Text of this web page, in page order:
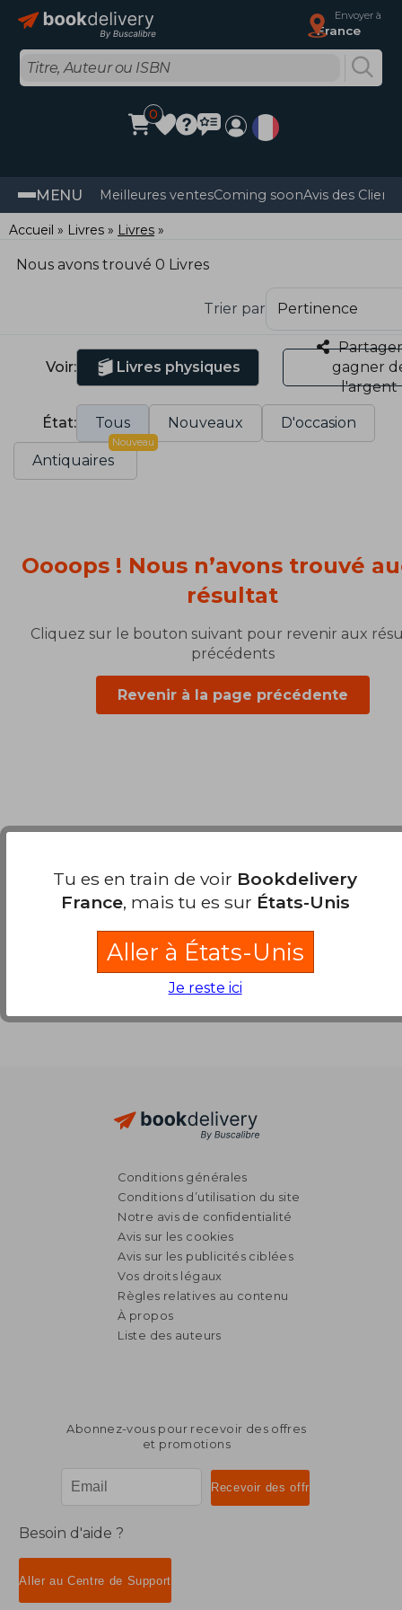
Envoyer à
France
0
MENU Meilleures ventesComing soonAvis des Clients
Accueil Livres Livres
Nous avons trouvé 0 Livres
Trier par
Voir: Livres physiques
gagner
l'argent
État: Tous Nouveaux D'occasion
Antiquaires
Nouveau
Oooops ! Nous n’avons trouvé
résultat
Cliquez sur le bouton suivant pour revenir aux
précédents
Revenir à la page précédente
Conditions générales
Conditions d’utilisation du site
Notre avis de confidentialité
Avis sur les cookies
Avis sur les publicités ciblées
Vos droits légaux
Règles relatives au contenu
À propos
Liste des auteurs
Abonnez-vous pour recevoir des offres
et promotions
Besoin d'aide ?
Aller au Centre de Support
Tu es en train de voir Bookdelivery
France, mais tu es sur États-Unis
Aller à États-Unis
Je reste ici